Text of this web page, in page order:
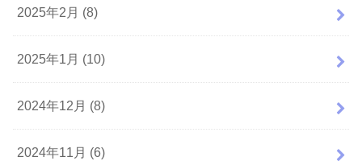
2025年2月 (8)
2025年1月 (10)
2024年12月 (8)
2024年11月 (6)